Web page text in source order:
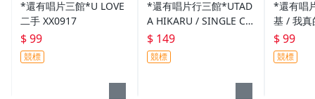
*還有唱片三館*U LOVE
二手 XX0917
$ 99
競標
*還有唱片行三館*UTAD
A HIKARU / SINGLE CO
LLCETION V.1 二手 ZZ8
153(需競標)
$ 149
競標
*還有唱
基 / 我真
14660(
$ 99
競標